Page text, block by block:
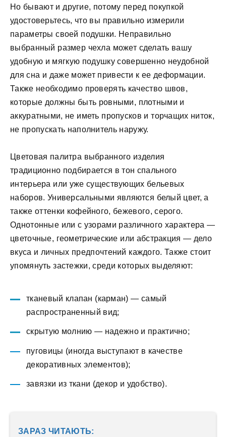
Но бывают и другие, потому перед покупкой
удостоверьтесь, что вы правильно измерили
параметры своей подушки. Неправильно
выбранный размер чехла может сделать вашу
удобную и мягкую подушку совершенно неудобной
для сна и даже может привести к ее деформации.
Также необходимо проверять качество швов,
которые должны быть ровными, плотными и
аккуратными, не иметь пропусков и торчащих ниток,
не пропускать наполнитель наружу.
Цветовая палитра выбранного изделия
традиционно подбирается в тон спального
интерьера или уже существующих бельевых
наборов. Универсальными являются белый цвет, а
также оттенки кофейного, бежевого, серого.
Однотонные или с узорами различного характера —
цветочные, геометрические или абстракция — дело
вкуса и личных предпочтений каждого. Также стоит
упомянуть застежки, среди которых выделяют:
тканевый клапан (карман) — самый
распространенный вид;
скрытую молнию — надежно и практично;
пуговицы (иногда выступают в качестве
декоративных элементов);
завязки из ткани (декор и удобство).
ЗАРАЗ ЧИТАЮТЬ: